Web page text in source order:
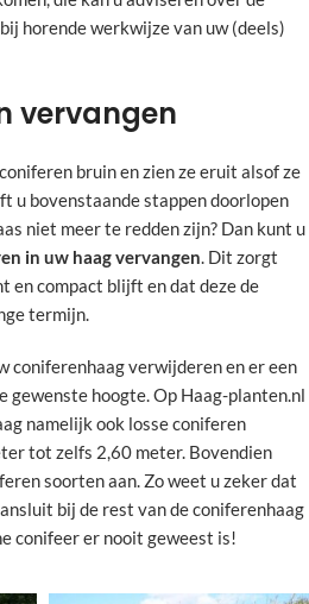
horende werkwijze van uw (deels)
vervangen
bruin en zien ze eruit alsof ze
u bovenstaande stappen doorlopen
niet meer te redden zijn? Dan kunt u
in uw haag vervangen. Dit zorgt
en compact blijft en dat deze de
termijn.
coniferenhaag verwijderen en er een
gewenste hoogte. Op Haag-planten.nl
namelijk ook losse coniferen
tot zelfs 2,60 meter. Bovendien
soorten aan. Zo weet u zeker dat
bij de rest van de coniferenhaag
conifeer er nooit geweest is!